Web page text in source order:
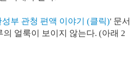
성부 관청 편액 이야기 (클릭)' 문서
얼룩이 보이지 않는다. (아래 2